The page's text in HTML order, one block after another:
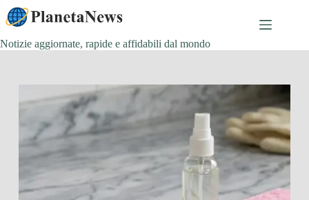
Salta
al
contenuto
Notizie aggiornate, rapide e affidabili dal mondo